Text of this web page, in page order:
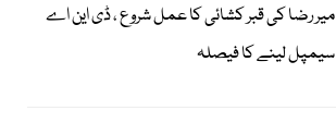
میر رضا کی قبر کشائی کا عمل شروع ، ڈی این اے
سیمپل لینے کا فیصلہ